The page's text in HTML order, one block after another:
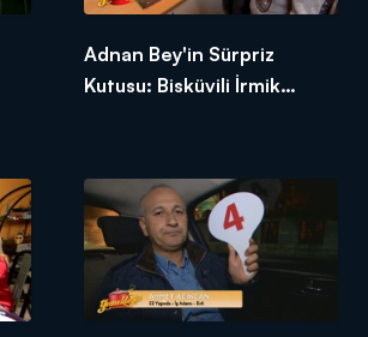
Adnan Bey'in Sürpriz
Kutusu: Bisküvili İrmik